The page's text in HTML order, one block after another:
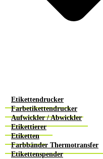
Etikettendrucker
Farbetikettendrucker
Aufwickler / Abwickler
Etikettierer
Etiketten
Farbbänder Thermotransfer
Etikettenspender